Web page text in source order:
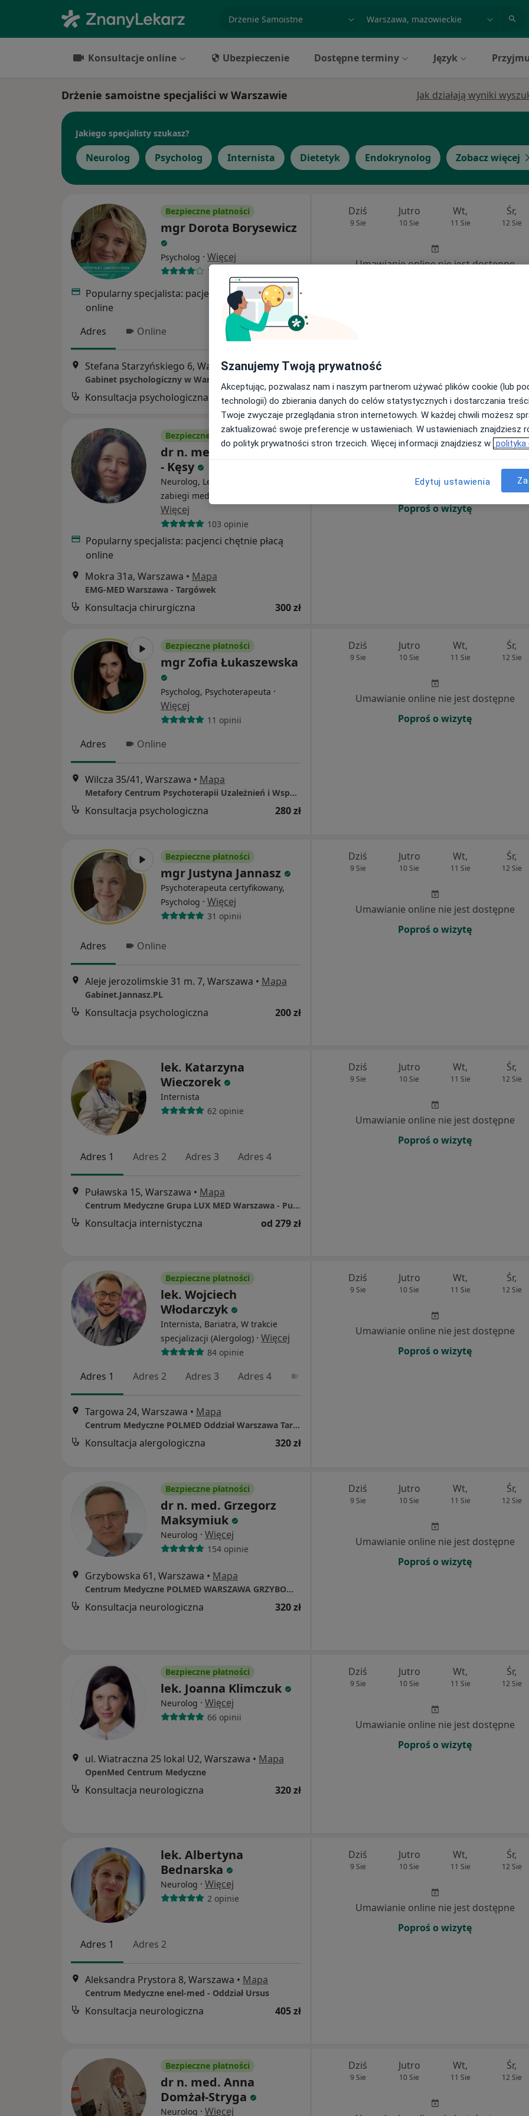
Konsultacje online Ubezpieczenie Dostępne terminy Język
Drżenie samoistne specjaliści w Warszawie Jak działają wyniki
Jakiego specjalisty szukasz?
Neurolog Psycholog Internista Dietetyk Endokrynolog Zobacz więcej
Bezpieczne płatności
mgr Dorota Borysewicz
Psycholog · Więcej
146 opinii
Popularny specjalista: pacjenci chętnie płacą
online
Adres
Online
Stefana Starzyńskiego 6, Warszawa•Mapa
Gabinet psychologiczny w Warszawie Wesołej
Konsultacja psychologiczna 190 zł
Dziś
9 Sie
Jutro
10 Sie
Wt,
11 Sie
Śr,
12 Sie
Umawianie online nie jest dostępne
Bezpieczne płatności
dr n. med. Marta Durka
- Kęsy
Neurolog, Lekarz wykonujący
zabiegi medycyny estetycznej
Więcej
103 opinie
Popularny specjalista: pacjenci chętnie płacą
online
Mokra 31a, Warszawa • Mapa
EMG-MED Warszawa - Targówek
Konsultacja chirurgiczna 300 zł
Dziś
9 Sie
Jutro
10 Sie
Wt,
11 Sie
Śr,
12 Sie
Umawianie online nie jest dostępne
Poproś o wizytę
Bezpieczne płatności
mgr Zofia Łukaszewska
Psycholog, Psychoterapeuta ·
Więcej
11 opinii
Adres Online
Wilcza 35/41, Warszawa • Mapa
Metafory Centrum Psychoterapii Uzależnień i Współuzależnień
Konsultacja psychologiczna 280 zł
Dziś
9 Sie
Jutro
10 Sie
Wt,
11 Sie
Śr,
12 Sie
Umawianie online nie jest dostępne
Poproś o wizytę
Bezpieczne płatności
mgr Justyna Jannasz
Psychoterapeuta certyfikowany,
Psycholog · Więcej
31 opinii
Adres Online
Aleje jerozolimskie 31 m. 7, Warszawa • Mapa
Gabinet.Jannasz.PL
Konsultacja psychologiczna 200 zł
Dziś
9 Sie
Jutro
10 Sie
Wt,
11 Sie
Śr,
12 Sie
Umawianie online nie jest dostępne
Poproś o wizytę
lek. Katarzyna
Wieczorek
Internista
62 opinie
Adres 1 Adres 2 Adres 3 Adres 4
Puławska 15, Warszawa • Mapa
Centrum Medyczne Grupa LUX MED Warszawa - Puławska 15
Konsultacja internistyczna od 279 zł
Dziś
9 Sie
Jutro
10 Sie
Wt,
11 Sie
Śr,
12 Sie
Umawianie online nie jest dostępne
Poproś o wizytę
Bezpieczne płatności
lek. Wojciech
Włodarczyk
Internista, Bariatra, W trakcie
specjalizacji (Alergolog) · Więcej
84 opinie
Adres 1 Adres 2 Adres 3 Adres 4
Targowa 24, Warszawa • Mapa
Centrum Medyczne POLMED Oddział Warszawa Targowa
Konsultacja alergologiczna 320 zł
Dziś
9 Sie
Jutro
10 Sie
Wt,
11 Sie
Śr,
12 Sie
Umawianie online nie jest dostępne
Poproś o wizytę
Bezpieczne płatności
dr n. med. Grzegorz
Maksymiuk
Neurolog · Więcej
154 opinie
Grzybowska 61, Warszawa • Mapa
Centrum Medyczne POLMED WARSZAWA GRZYBOWSKA
Konsultacja neurologiczna 320 zł
Dziś
9 Sie
Jutro
10 Sie
Wt,
11 Sie
Śr,
12 Sie
Umawianie online nie jest dostępne
Poproś o wizytę
Bezpieczne płatności
lek. Joanna Klimczuk
Neurolog · Więcej
66 opinii
ul. Wiatraczna 25 lokal U2, Warszawa • Mapa
OpenMed Centrum Medyczne
Konsultacja neurologiczna 320 zł
Dziś
9 Sie
Jutro
10 Sie
Wt,
11 Sie
Śr,
12 Sie
Umawianie online nie jest dostępne
Poproś o wizytę
lek. Albertyna
Bednarska
Neurolog · Więcej
2 opinie
Adres 1 Adres 2
Aleksandra Prystora 8, Warszawa • Mapa
Centrum Medyczne enel-med - Oddział Ursus
Konsultacja neurologiczna 405 zł
Dziś
9 Sie
Jutro
10 Sie
Wt,
11 Sie
Śr,
12 Sie
Umawianie online nie jest dostępne
Poproś o wizytę
Bezpieczne płatności
dr n. med. Anna
Domżał-Stryga
Neurolog · Więcej
Dziś
9 Sie
Jutro
10 Sie
Wt,
11 Sie
Śr,
12 Sie
Szanujemy Twoją prywatność
Akceptując, pozwalasz nam i naszym partnerom używać plików cookie (lub
technologii) do zbierania danych do celów statystycznych i dostarczania
Twoje zwyczaje przeglądania stron internetowych. W każdej chwili możesz
zaktualizować swoje preferencje w ustawieniach. W ustawieniach znajdziesz
do polityk prywatności stron trzecich. Więcej informacji znajdziesz w polityka
Edytuj ustawienia